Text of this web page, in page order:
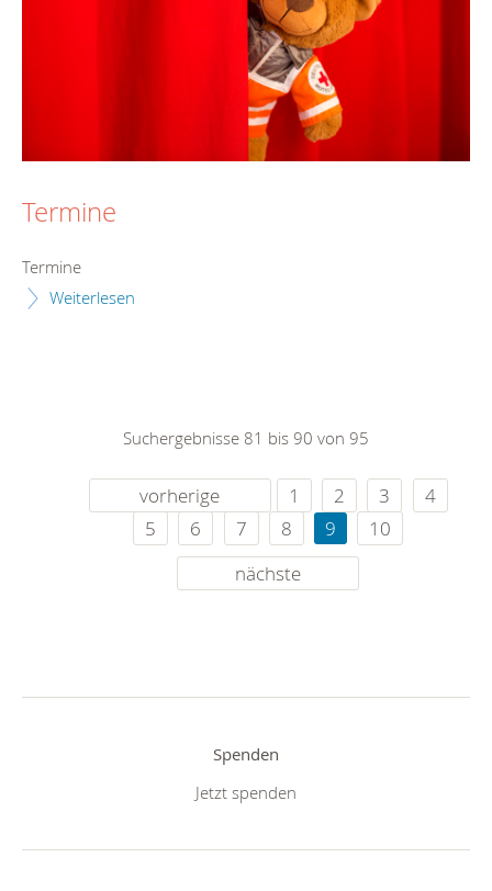
Termine
Termine
Weiterlesen
Suchergebnisse 81 bis 90 von 95
vorherige 1 2 3
4
5
6 7 8 9
10
nächste
Spenden
Jetzt spenden